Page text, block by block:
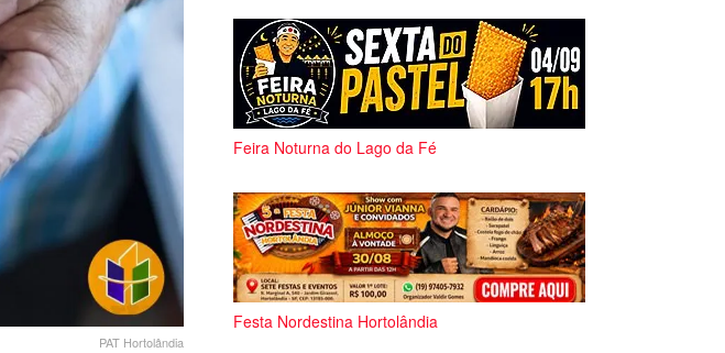
PAT Hortolândia
Feira Noturna do Lago da Fé
Festa Nordestina Hortolândia